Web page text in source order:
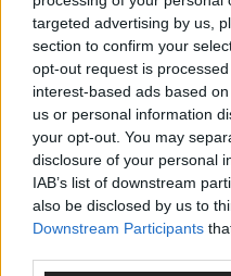
targeted advertising by us,
section to confirm your
opt-out request is
interest-based ads based
us or personal information
your opt-out. You may
disclosure of your personal
IAB’s list of downstream
also be disclosed by us to
Downstream Participants
E-Mail
Benachrichtige mich über
Mail.
Benachrichtige mich über
JETZT ANGESAGT